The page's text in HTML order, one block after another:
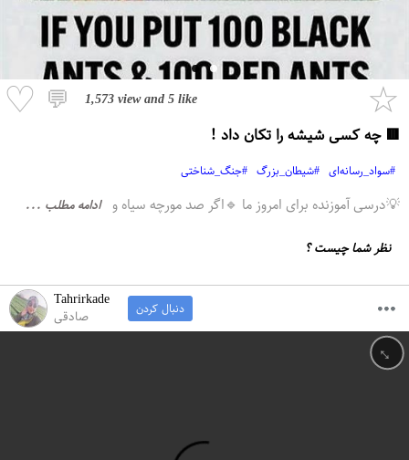
♡ 💬 1,573 viewand5 like ☆
🟥 چه کسی شیشه را تکان داد !
#سواد_رسانه‌ای #شیطان_بزرگ #جنگ_شناختی
💡درسی آموزنده برای امروز ما 🔹اگر صد مورچه سیاه و ادامه مطلب ...
نظر شما چیست ؟
Tahrirkade
صادقی دنبال کردن
↔